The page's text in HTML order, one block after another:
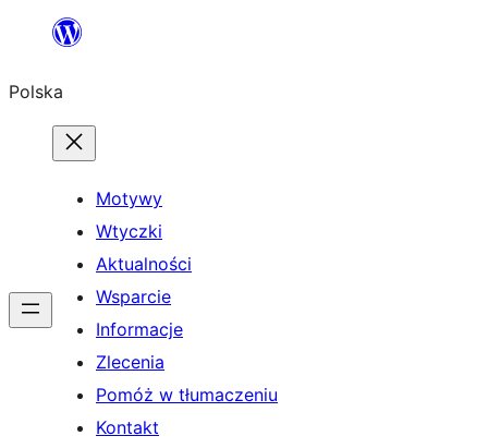
Przejdź
treści
Polska
Motywy
Wtyczki
Aktualności
Wsparcie
Informacje
Zlecenia
Pomóż w tłumaczeniu
Kontakt